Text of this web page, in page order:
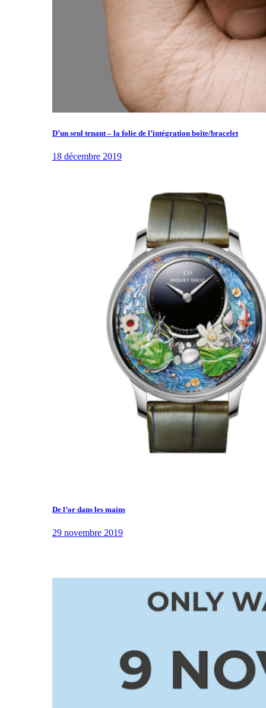
D’un seul tenant – la folie de l’intégration boîte/bracelet
18 décembre 2019
De l’or dans les mains
29 novembre 2019